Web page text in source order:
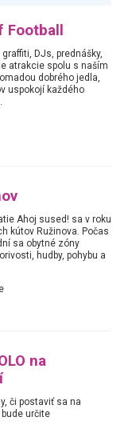
DJs, prednášky,
atrakcie spolu s naším
dobrého jedla,
uspokojí každého
Ahoj sused! sa v roku
kútov Ružinova. Počas
sa obytné zóny
hudby, pohybu a
na
či postaviť sa na
určite